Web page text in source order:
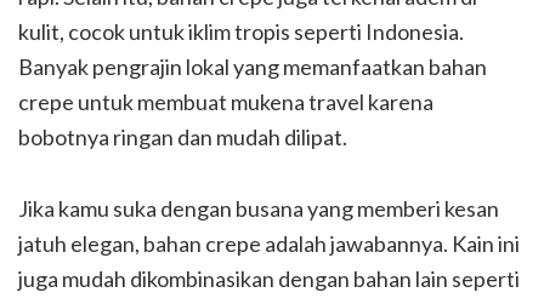
kulit, cocok untuk iklim tropis seperti Indonesia.
Banyak pengrajin lokal yang memanfaatkan bahan
crepe untuk membuat mukena travel karena
bobotnya ringan dan mudah dilipat.
Jika kamu suka dengan busana yang memberi kesan
jatuh elegan, bahan crepe adalah jawabannya. Kain ini
juga mudah dikombinasikan dengan bahan lain seperti